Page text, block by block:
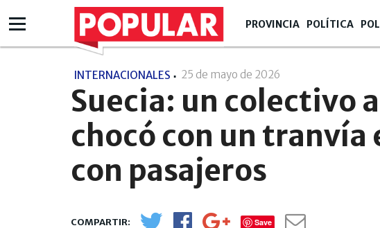
PROVINCIA POLÍTICA
INTERNACIONALES 25 de mayo de 2026
Suecia: un colectivo
chocó con un tranvía
con pasajeros
Save